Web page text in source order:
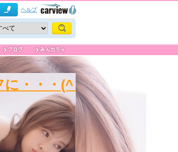
ヘルプ
に・・・(^_^;)